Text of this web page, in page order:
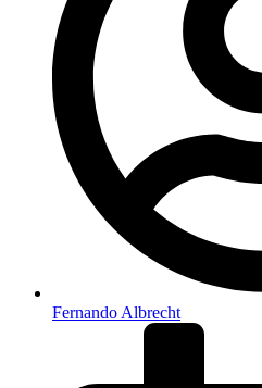
Fernando Albrecht